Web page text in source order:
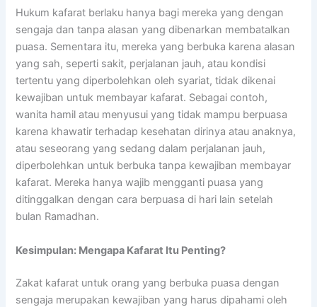
Hukum kafarat berlaku hanya bagi mereka yang dengan
sengaja dan tanpa alasan yang dibenarkan membatalkan
puasa. Sementara itu, mereka yang berbuka karena alasan
yang sah, seperti sakit, perjalanan jauh, atau kondisi
tertentu yang diperbolehkan oleh syariat, tidak dikenai
kewajiban untuk membayar kafarat. Sebagai contoh,
wanita hamil atau menyusui yang tidak mampu berpuasa
karena khawatir terhadap kesehatan dirinya atau anaknya,
atau seseorang yang sedang dalam perjalanan jauh,
diperbolehkan untuk berbuka tanpa kewajiban membayar
kafarat. Mereka hanya wajib mengganti puasa yang
ditinggalkan dengan cara berpuasa di hari lain setelah
bulan Ramadhan.
Kesimpulan: Mengapa Kafarat Itu Penting?
Zakat kafarat untuk orang yang berbuka puasa dengan
sengaja merupakan kewajiban yang harus dipahami oleh